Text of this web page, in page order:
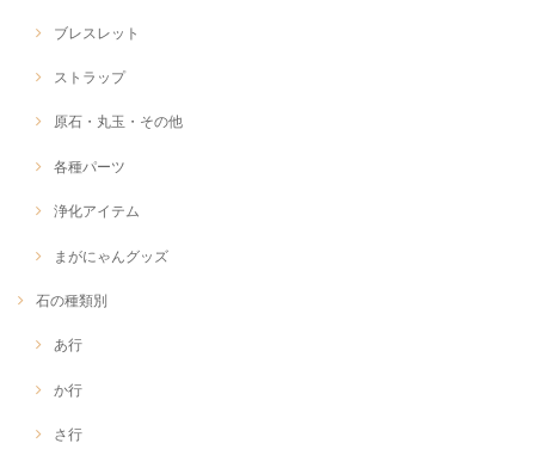
ブレスレット
ストラップ
原石・丸玉・その他
各種パーツ
浄化アイテム
まがにゃんグッズ
石の種類別
あ行
か行
さ行